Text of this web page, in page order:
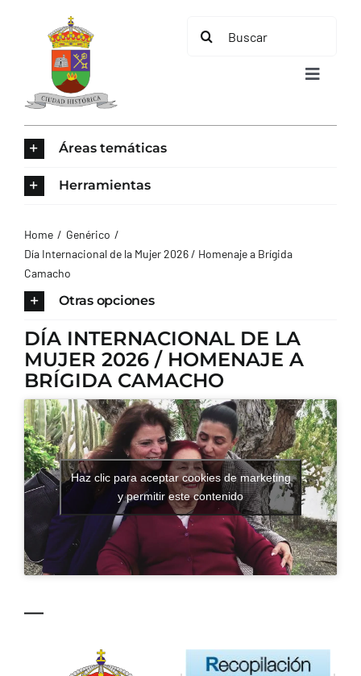
contenido
Buscar:
Toggle
AYUNTAMIENTO
TURISMO
CONTACTO
Áreas temáticas
Herramientas
Home
Genérico
Día Internacional de la Mujer 2026 / Homenaje a Brígida
Camacho
Otras opciones
DÍA INTERNACIONAL DE LA
MUJER 2026 / HOMENAJE A
BRÍGIDA CAMACHO
Haz clic para aceptar cookies de marketing
y permitir este contenido
—